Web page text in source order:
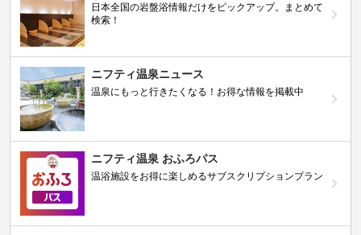
日本全国の岩盤浴情報だけをピックアップ。まとめて
検索！
ニフティ温泉ニュース
温泉にもっと行きたくなる！お得な情報を掲載中
ニフティ温泉 おふろパス
温浴施設をお得に楽しめるサブスクリプションプラン